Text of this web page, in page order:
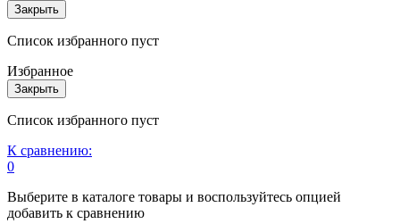
Закрыть
Список избранного пуст
Избранное
Закрыть
Список избранного пуст
К сравнению:
0
Выберите в каталоге товары и воспользуйтесь опцией
добавить к сравнению